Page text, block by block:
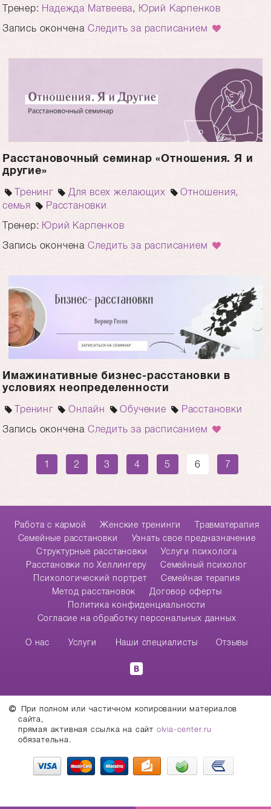
Тренер: Надежда Матвеева, Юрий Карпенков
Запись окончена Следить за расписанием
Расстановочный семинар «Отношения. Я и
другие»
Тренинг Для всех желающих
Отношения,
семья
Расстановки
Тренер: Юрий Карпенков
Запись окончена Следить за расписанием
Имажинативные бизнес-расстановки в
условиях неопределенности
Тренинг Онлайн Обучение
Расстановки
Запись окончена Следить за расписанием
1 2 3 4 5 6 7
Работа с кармой Женские тренинги
Травматерапия
Cемейные расстановки
Узнать свое предназначение
Структурные расстановки
Услуги психолога
Расстановки по Хеллингеру
Семейный психолог
Психологический портрет
Семейная терапия
Метод расстановок
Договор оферты
Политика конфиденциальности
Согласие на обработку персональных данных
О нас Услуги Наши специалисты Отзывы
При полном или частичном копировании материалов
сайта,
прямая активная ссылка на сайт olvia-center.ru
обязательна.